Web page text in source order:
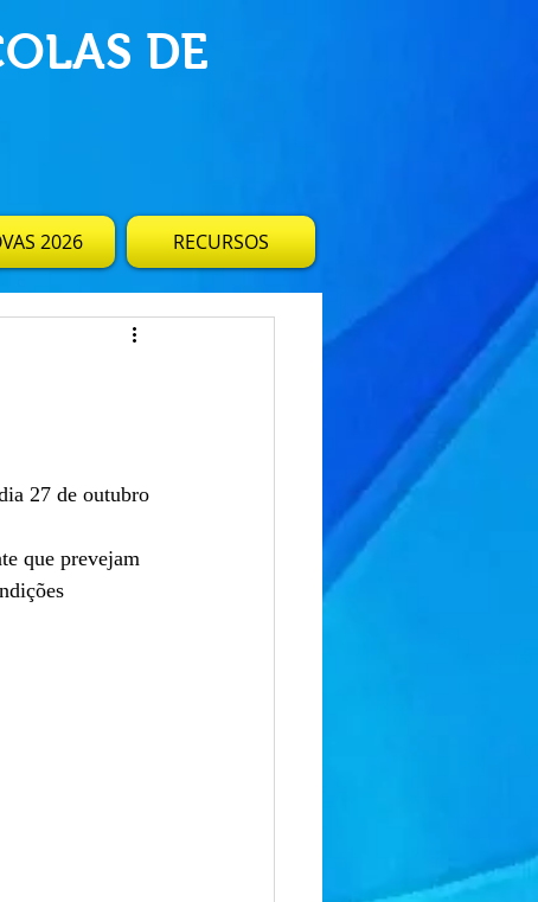
DE
2026 RECURSOS
27 de outubro
que prevejam